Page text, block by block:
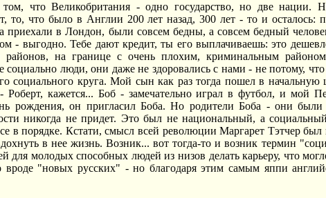
что Великобритания - одно государство, но две нации.
то, что было в Англии 200 лет назад, 300 лет - то и осталось:
в Лондон, были совсем бедны, а совсем бедный
- выгодно. Тебе дают кредит, ты его выплачиваешь: это
районов, на границе с очень плохим, криминальным
социально люди, они даже не здоровались с нами - не потому,
круга. Мой сын как раз тогда пошел в начальную
кажется... Боб - замечательно играл в футбол, и мой
рождения, он пригласил Боба. Но родители Боба - они были
никогда не придет. Это был не национальный, а
в порядке. Кстати, смысл всей революции Маргарет Тэтчер был
в нее жизнь. Возник... вот тогда-то и возник термин
для молодых способных людей из низов делать карьеру, что
"новых русских" - но благодаря этим самым яппи